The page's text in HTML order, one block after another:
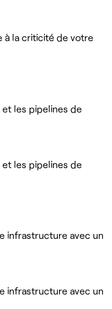
à la criticité de votre
les pipelines de
les pipelines de
infrastructure avec un
infrastructure avec un